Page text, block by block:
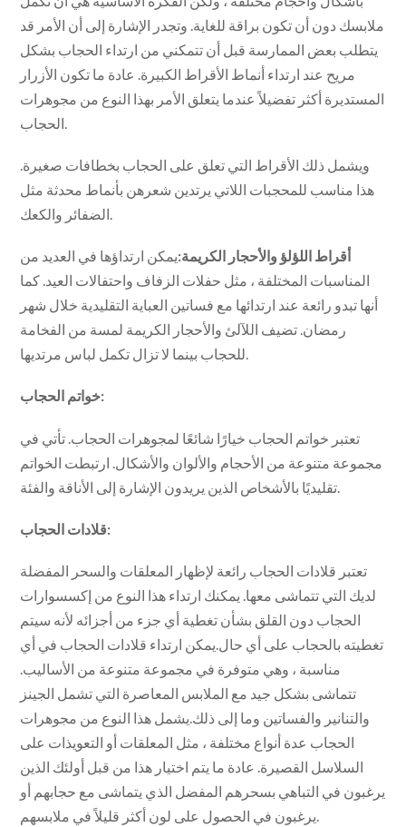
ملابسك دون أن تكون براقة للغاية. وتجدر الإشارة إلى أن الأمر قد
يتطلب بعض الممارسة قبل أن تتمكني من ارتداء الحجاب بشكل
مريح عند ارتداء أنماط الأقراط الكبيرة. عادة ما تكون الأزرار
المستديرة أكثر تفضيلاً عندما يتعلق الأمر بهذا النوع من مجوهرات
ويشمل ذلك الأقراط التي تعلق على الحجاب بخطافات صغيرة.
هذا مناسب للمحجبات اللاتي يرتدين شعرهن بأنماط محدثة مثل
الضفائر والكعك.
أقراط اللؤلؤ والأحجار الكريمة:يمكن ارتداؤها في العديد من
المناسبات المختلفة ، مثل حفلات الزفاف واحتفالات العيد. كما
أنها تبدو رائعة عند ارتدائها مع فساتين العباية التقليدية خلال شهر
رمضان. تضيف اللآلئ والأحجار الكريمة لمسة من الفخامة
للحجاب بينما لا تزال تكمل لباس مرتديها.
خواتم الحجاب:
تعتبر خواتم الحجاب خيارًا شائعًا لمجوهرات الحجاب. تأتي في
مجموعة متنوعة من الأحجام والألوان والأشكال. ارتبطت الخواتم
قلادات الحجاب:
تعتبر قلادات الحجاب رائعة لإظهار المعلقات والسحر المفضلة
لديك التي تتماشى معها. يمكنك ارتداء هذا النوع من إكسسوارات
الحجاب دون القلق بشأن تغطية أي جزء من أجزائه لأنه سيتم
تغطيته بالحجاب على أي حال.يمكن ارتداء قلادات الحجاب في أي
مناسبة ، وهي متوفرة في مجموعة متنوعة من الأساليب.
تتماشى بشكل جيد مع الملابس المعاصرة التي تشمل الجينز
والتنانير والفساتين وما إلى ذلك.يشمل هذا النوع من مجوهرات
الحجاب عدة أنواع مختلفة ، مثل المعلقات أو التعويذات على
السلاسل القصيرة. عادة ما يتم اختيار هذا من قبل أولئك الذين
يرغبون في التباهي بسحرهم المفضل الذي يتماشى مع حجابهم أو
يرغبون في الحصول على لون أكثر قليلاً في ملابسهم.